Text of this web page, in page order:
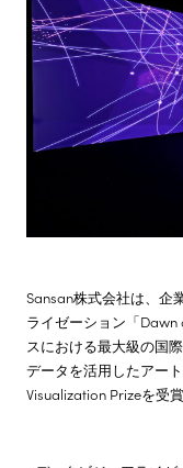
株主・投資家情報
サステナビリティ
採用情報
Sansan株式会社は、企
ライゼーション「
スにおける最大級の国
データを活用したアー
Visualization Prizeを受